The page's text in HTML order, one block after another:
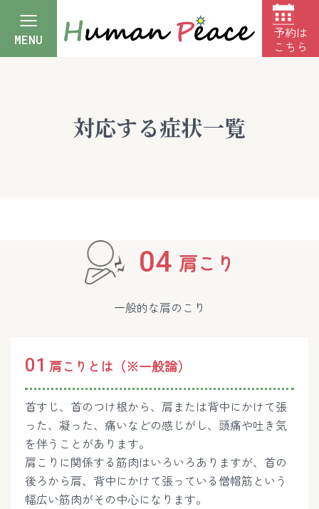
MENU
予約は
こちら
対応する症状一覧
04 肩こり
一般的な肩のこり
01 肩こりとは（※一般論）
首すじ、首のつけ根から、肩または背中にかけて張
った、凝った、痛いなどの感じがし、頭痛や吐き気
を伴うことがあります。
肩こりに関係する筋肉はいろいろありますが、首の
後ろから肩、背中にかけて張っている僧帽筋という
幅広い筋肉がその中心になります。